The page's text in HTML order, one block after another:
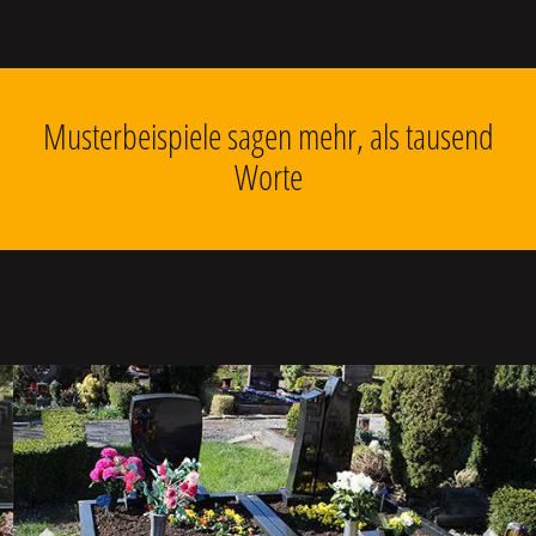
Musterbeispiele sagen mehr, als tausend
Worte